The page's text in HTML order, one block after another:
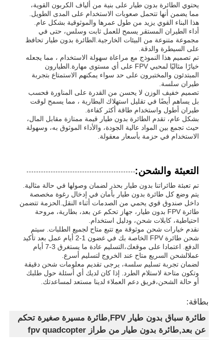
FPV بدون طيار
قطع غيار الطائرات بدون طيار
جهاز مضاد للطائرات بدون طيار
منظار تصوير حراري
ليزر مجموعة مكتشف
يحتوي الطائرة بدون طيار على بنية من ألياف الكربون القوية،
مما يضمن أنها تتحمل صعوبات الاستخدام على المدى الطويل.
هذا البناء القوي يزيد من طول عمرها والموثوقية بشكل عام.
أداء الطيران المستقر يسمح للعمل ثابت وسلس، حتى في
مجموعة متنوعة من البيئات الخارجية.الطائرة بدون طيار تحافظ
على السيطرة والدقة.
تم تصميم هذا النموذج مع مراعاة سهولة الاستخدام ، مما يجعله
خيارًا مثاليًا لمحبي FPV على أي مستوى مهارة.الطيارون
المبتدئون والمختبرون على حد سواء يمكنهم الاستمتاع بتجربة
طيران سلسة.
تصميم خفيف الوزن لا يحسن من القدرة على المناورة فحسب
بل يساهم أيضًا في تقليل استهلاك البطارية ، مما يسمح لوقت
طيران أطول واستخدام طاقة أكثر كفاءة.
بشكل عام، تقدم الطائرة بدون طيار قيمة ممتازة مقابل المال،
حيث تجمع بين المواد عالية الجودة، والأداء الموثوق به، وسهولة
الاستخدام في حزمة بأسعار معقولة.
التعبئة والشحن:
تم تعبئة طائراتنا بدون طيار بحذر لضمان وصولها في حالة مثالية.
يتم وضع كل طائرة بدون طيار بأمان في إدخال رغوة مخصصة
داخل صندوق قوي يحمي من الصدمات أثناء النقل.الحزمة تتضمن
طائرة FPV بدون طيار، جهاز تحكم عن بعد، بطارية، مروحة
احتياطية، كابلات شحن، ودليل استخدام.
نقدم خيارات شحن موثوقة مع تتبع متاح لجميع الطلبات. سيتم
شحن طائرة FPV الخاصة بك في غضون 1-2 أيام عمل بعد تأكيد
الدفع. اعتمادا على موقعك،التسليم عادة ما يستغرق 3-7 أيام
عملالشحن السريع متاح عند الخروج لتسليم أسرع.
لضمان تجربة تسليم سلسة، يرجى تقديم معلومات شحن دقيقة
وتكون متاحة لاستلام الطرد. إذا كان لديك أي أسئلة حول طلبك
أو حالة الشحن،فريق دعم العملاء لدينا مستعد لمساعدتك.
بطاقة:
طائرة سباق بدون طيار FPV,طائرة مسيرة صغيرة تحكم
عن بعد,طائرة بدون طيار من طراز fpv quadcopter